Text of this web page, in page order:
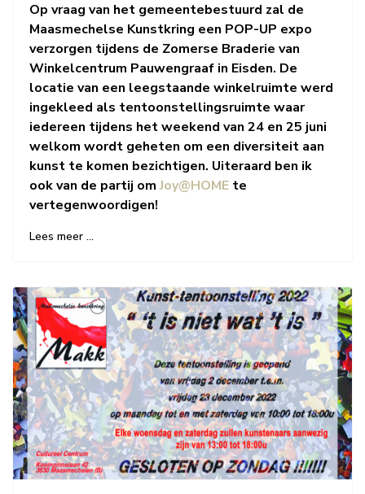
Op vraag van het gemeentebestuurd zal de
Maasmechelse Kunstkring een POP-UP expo
verzorgen tijdens de Zomerse Braderie van
Winkelcentrum Pauwengraaf in Eisden. De
locatie van een leegstaande winkelruimte werd
ingekleed als tentoonstellingsruimte waar
iedereen tijdens het weekend van 24 en 25 juni
welkom wordt geheten om een diversiteit aan
kunst te komen bezichtigen. Uiteraard ben ik
ook van de partij omJoy@HOME te
vertegenwoordigen!
Lees meer …